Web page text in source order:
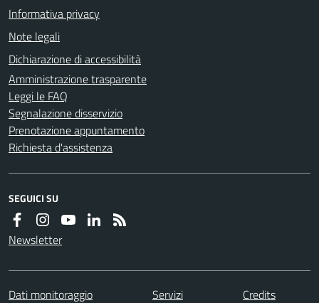
Informativa privacy
Note legali
Dichiarazione di accessibilità
Amministrazione trasparente
Leggi le FAQ
Segnalazione disservizio
Prenotazione appuntamento
Richiesta d'assistenza
SEGUICI SU
Newsletter
Dati monitoraggio Servizi
Credits